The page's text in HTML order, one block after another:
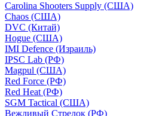
Carolina Shooters Supply (США)
Chaos (США)
DVC (Китай)
Hogue (США)
IMI Defence (Израиль)
IPSC Lab (РФ)
Magpul (США)
Red Force (РФ)
Red Heat (РФ)
SGM Tactical (США)
Вежливый Стрелок (РФ)